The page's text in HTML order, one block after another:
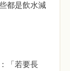
都是飲水減
「若要長